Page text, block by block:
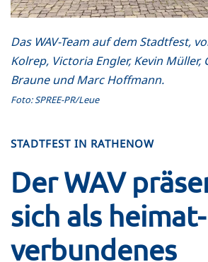
Das WAV-Team auf dem Stadtfest,
Kolrep, Victoria Engler, Kevin Müller,
Braune und Marc Hoffmann.
Foto: SPREE-PR/Leue
STADTFEST IN RATHENOW
Der WAV
sich als heimat­
verbundenes